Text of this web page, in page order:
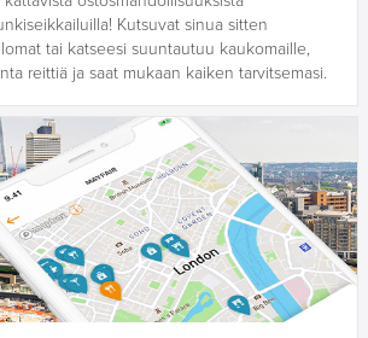
Kutsuvat sinua sitten
tai katseesi suuntautuu kaukomaille,
reittiä ja saat mukaan kaiken tarvitsemasi.